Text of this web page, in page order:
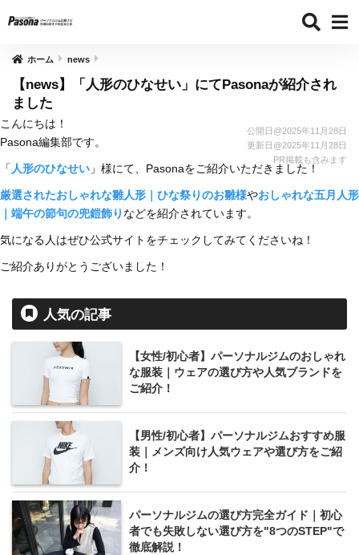
ホーム news
【news】「人形のひなせい」にてPasonaが紹介され
ました
公開日@2025年11月28日
更新日@2025年11月28日
PR掲載も含みます
こんにちは！
Pasona編集部です。
「 人形のひなせい 」様にて、Pasonaをご紹介いただきました！
厳選されたおしゃれな雛人形｜ひな祭りのお雛様やおしゃれな五月人形
｜端午の節句の兜鎧飾り などを紹介されています。
気になる人はぜひ公式サイトをチェックしてみてくださいね！
ご紹介ありがとうございました！
人気の記事
【女性/初心者】パーソナルジムのおしゃれ
な服装｜ウェアの選び方や人気ブランドを
ご紹介！
【男性/初心者】パーソナルジムおすすめ服
装｜メンズ向け人気ウェアや選び方をご紹
介！
パーソナルジムの選び方完全ガイド｜初心
者でも失敗しない選び方を"8つのSTEP"で
徹底解説！